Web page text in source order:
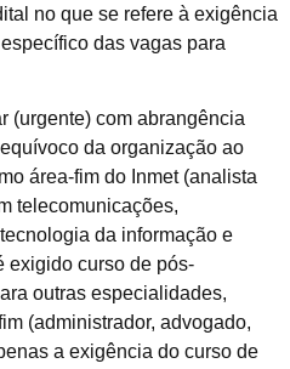
no que se refere à exigência
das vagas para
(urgente) com abrangência
da organização ao
área-fim do Inmet (analista
telecomunicações,
da informação e
exigido curso de pós-
outras especialidades,
(administrador, advogado,
a exigência do curso de